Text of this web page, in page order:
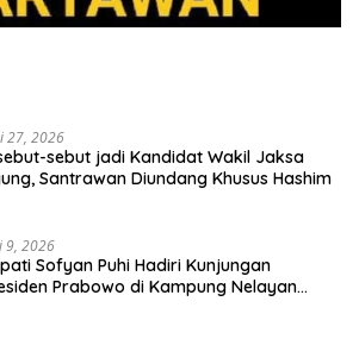
27, 2026
sebut jadi Kandidat Wakil Jaksa
Santrawan Diundang Khusus Hashim
9, 2026
Sofyan Puhi Hadiri Kunjungan
Prabowo di Kampung Nelayan